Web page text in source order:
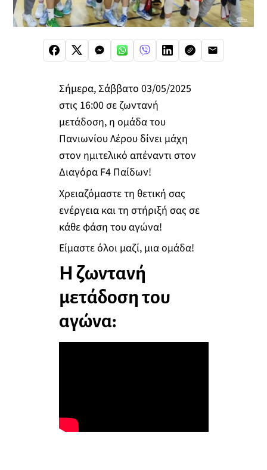
Σήμερα, Σάββατο 03/05/2025
στις 16:00 σε ζωντανή
μετάδοση, η ομάδα του
Πανιωνίου Λέρου δίνει μάχη
στον ημιτελικό απέναντι στον
Διαγόρα F4 Παίδων!
Χρειαζόμαστε τη θετική σας
ενέργεια και τη στήριξή σας σε
κάθε φάση του αγώνα!
Είμαστε όλοι μαζί, μια ομάδα!
Η ζωντανή
μετάδοση του
αγώνα: